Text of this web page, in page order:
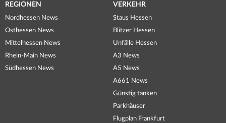
REGIONEN
Nordhessen News
Osthessen News
Mittelhessen News
Rhein-Main News
Südhessen News
VERKEHR
Staus Hessen
Blitzer Hessen
Unfälle Hessen
A3 News
A5 News
A661 News
Günstig tanken
Parkhäuser
Flugplan Frankfurt